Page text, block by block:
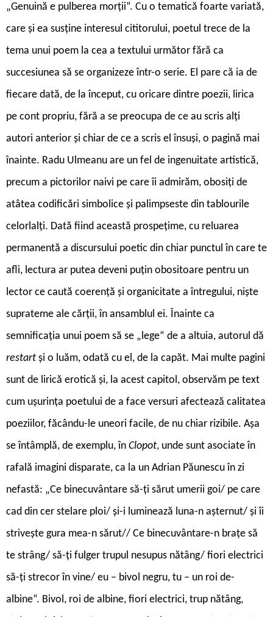
„Genuină e pulberea morții“. Cu o tematică foarte variată,
care și ea susține interesul cititorului, poetul trece de la
tema unui poem la cea a textului următor fără ca
succesiunea să se organizeze într-o serie. El pare că ia de
fiecare dată, de la început, cu oricare dintre poezii, lirica
pe cont propriu, fără a se preocupa de ce au scris alți
autori anterior și chiar de ce a scris el însuși, o pagină mai
înainte. Radu Ulmeanu are un fel de ingenuitate artistică,
precum a pictorilor naivi pe care îi admirăm, obosiți de
atâtea codificări simbolice și palimpseste din tablourile
celorlalți. Dată fiind această prospețime, cu reluarea
permanentă a discursului poetic din chiar punctul în care te
afli, lectura ar putea deveni puțin obositoare pentru un
lector ce caută coerență și organicitate a întregului, niște
suprateme ale cărții, în ansamblul ei. Înainte ca
semnificația unui poem să se „lege“ de a altuia, autorul dă
restart și o luăm, odată cu el, de la capăt. Mai multe pagini
sunt de lirică erotică și, la acest capitol, observăm pe text
cum ușurința poetului de a face versuri afectează calitatea
poeziilor, făcându-le uneori facile, de nu chiar rizibile. Așa
se întâmplă, de exemplu, în Clopot, unde sunt asociate în
rafală imagini disparate, ca la un Adrian Păunescu în zi
nefastă: „Ce binecuvântare să-ți sărut umerii goi/ pe care
cad din cer stelare ploi/ și-i luminează luna-n așternut/ și îi
strivește gura mea-n sărut// Ce binecuvântare-n brațe să
te strâng/ să-ți fulger trupul nesupus nătâng/ fiori electrici
să-ți strecor în vine/ eu – bivol negru, tu – un roi de-
albine“. Bivol, roi de albine, fiori electrici, trup nătâng,